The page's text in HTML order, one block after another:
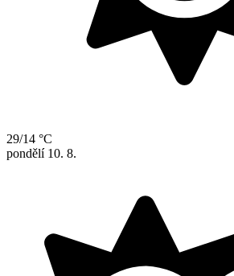
29/14 °C
pondělí 10. 8.